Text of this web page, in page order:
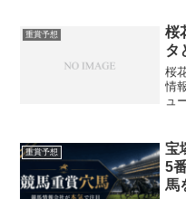
０
重賞予想
桜
タ
桜
情
ュ
目
徹
重賞予想
宝
5
馬